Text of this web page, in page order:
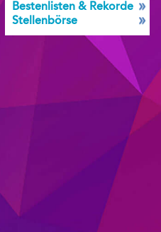
Bestenlisten & Rekorde
Stellenbörse